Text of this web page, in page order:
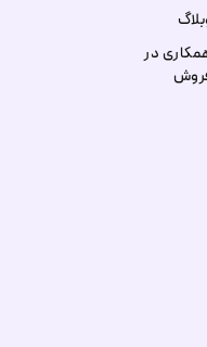
در